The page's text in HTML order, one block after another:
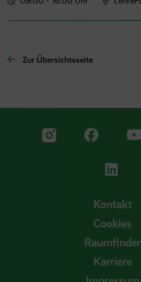
Zur Übersichtsseite
Zu
Zu
Kontakt
Cookies
Raumfinder
Karriere